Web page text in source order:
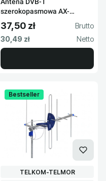
szerokopasmowa AX-
GALAXY-COMBO
Cena brutto
37,50 zł
Cena netto
30,49 zł
Bestseller
PRODUCENT
TELKOM-TELMOR